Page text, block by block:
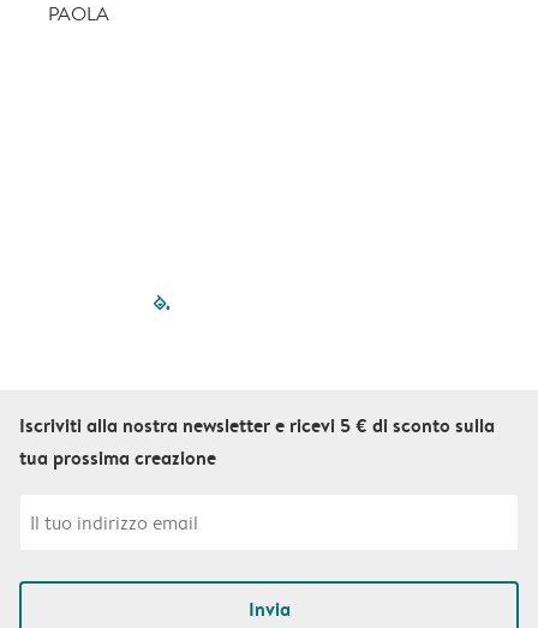
PAOLA
filled-pagination
Iscriviti alla nostra newsletter e ricevi 5 € di sconto sulla
tua prossima creazione
Invia